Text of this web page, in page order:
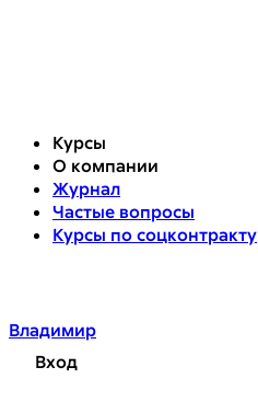
Курсы
О компании
Журнал
Частые вопросы
Курсы по соцконтракту
Владимир
Вход